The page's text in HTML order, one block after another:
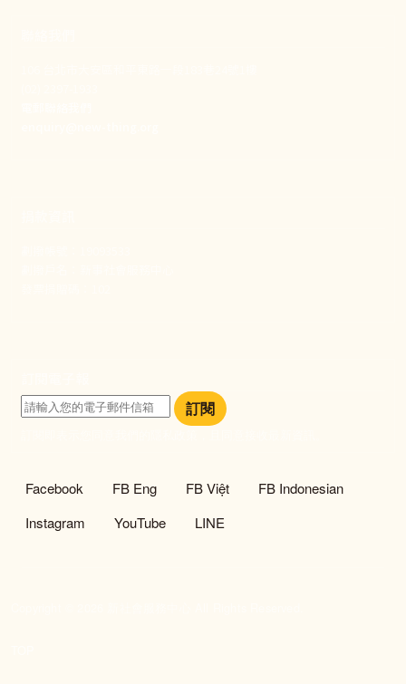
訂閱
社群選單
Facebook FB Eng FB Việt
FB Indonesian
Instagram
YouTube LINE